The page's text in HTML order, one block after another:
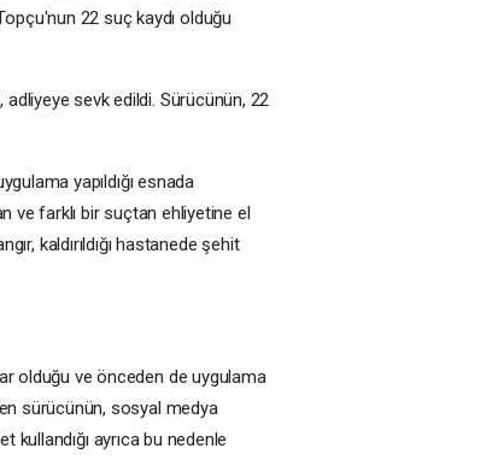
22 suç kaydı olduğu
sevk edildi. Sürücünün, 22
yapıldığı esnada
ve farklı bir suçtan ehliyetine el
kaldırıldığı hastanede şehit
olduğu ve önceden de uygulama
sürücünün, sosyal medya
kullandığı ayrıca bu nedenle